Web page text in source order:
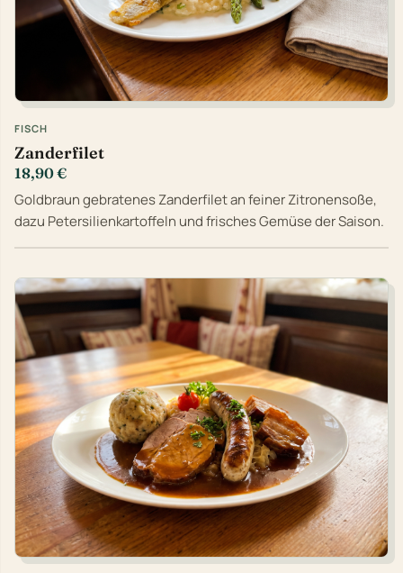
FISCH
Zanderfilet
18,90 €
Goldbraun gebratenes Zanderfilet an feiner Zitronensoße,
dazu Petersilienkartoffeln und frisches Gemüse der Saison.